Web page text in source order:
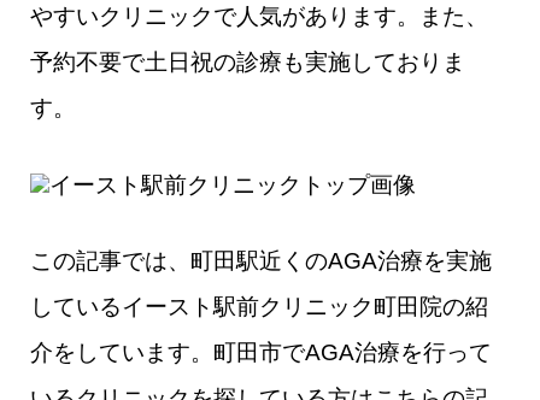
やすいクリニックで人気があります。また、
予約不要で土日祝の診療も実施しておりま
す。
この記事では、町田駅近くのAGA治療を実施
しているイースト駅前クリニック町田院の紹
介をしています。町田市でAGA治療を行って